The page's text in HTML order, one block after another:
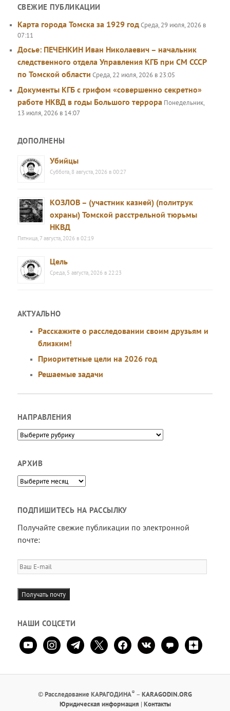
СВЕЖИЕ ПУБЛИКАЦИИ
Карта города Томска за 1929 годСреда, 29 июля, 2026 в
07:11
Досье: ПЕЧЕНКИН Иван Николаевич – начальник
следственного отдела Управления КГБ при СМ СССР
по Томской области Среда, 22 июля, 2026 в 23:05
Документы КГБ с грифом «совершенно секретно»
работе НКВД в годы Большого террора Понедельник,
13 июля, 2026 в 14:07
ДОПОЛНЕНЫ
Убийцы
Суббота, 8 августа, 2026 в 00:27
КОЗЛОВ – (участник казней) (политрук
охраны) Томской расстрельной тюрьмы
НКВД
Пятница, 7 августа, 2026 в 02:19
Цель
Среда, 5 августа, 2026 в 22:23
АКТУАЛЬНО
Расскажите о расследовании своим друзьям и
близким!
Приоритетные цели на 2026 год
Решаемые задачи
НАПРАВЛЕНИЯ
Направления
АРХИВ
Архив
ПОДПИШИТЕСЬ НА РАССЫЛКУ
Получайте свежие публикации по электронной
почте:
Ваш
E-
mail
Получать почту
НАШИ СОЦСЕТИ
youtubeinstagramtelegram
x facebookvkontaktecomment
zen-
yandex
©Расследование КАРАГОДИНА® – KARAGODIN.ORG
Юридическая информация | Контакты